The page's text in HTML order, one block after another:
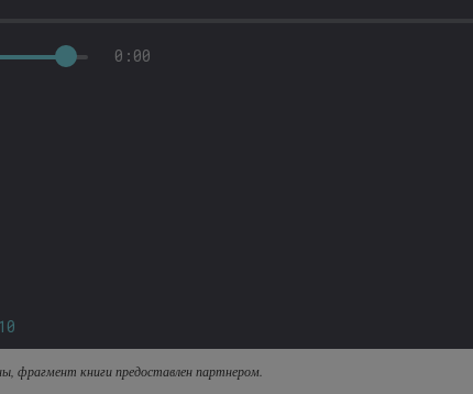
0:00
фрагмент книги предоставлен партнером.